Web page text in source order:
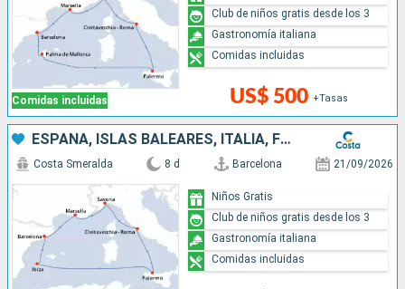
Comidas incluidas US$ 500 +Tasas
Club de niños gratis desde los 3
Gastronomía italiana
Comidas incluidas
ESPAÑA, ISLAS BALEARES, ITALIA, FRANCIA
Costa Smeralda 8 d Barcelona 21/09/2026
Niños Gratis
Club de niños gratis desde los 3
Gastronomía italiana
Comidas incluidas